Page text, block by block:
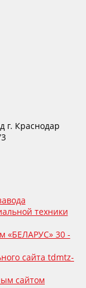
г. Краснодар
техники
«БЕЛАРУС» 30 -
сайта tdmtz-
сайтом